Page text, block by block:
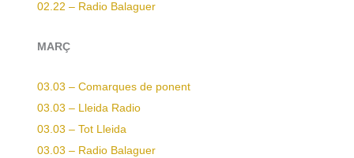
02.22 – Radio Balaguer
MARÇ
03.03 – Comarques de ponent
03.03 – Lleida Radio
03.03 – Tot Lleida
03.03 – Radio Balaguer